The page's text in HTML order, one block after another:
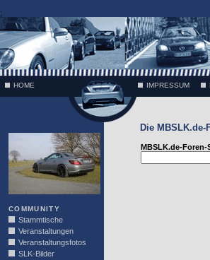
;
HOME IMPRESSUM
COMMUNITY
Stammtische
Veranstaltungen
Veranstaltungsfotos
SLK-Bilder
Die
MBSLK.de-Foren-